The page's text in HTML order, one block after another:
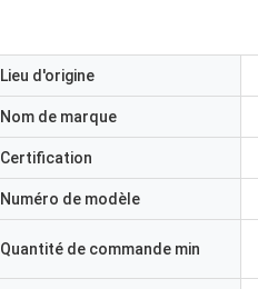
Lieu d'origine
Nom de marque
Certification
Numéro de modèle
Quantité de commande min